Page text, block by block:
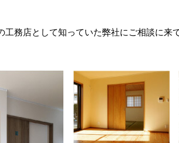
務店として知っていた弊社にご相談に来